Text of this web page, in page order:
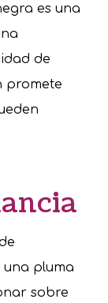
es una
de
promete
pluma
sobre